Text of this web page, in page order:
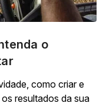
o
como criar e
resultados da sua